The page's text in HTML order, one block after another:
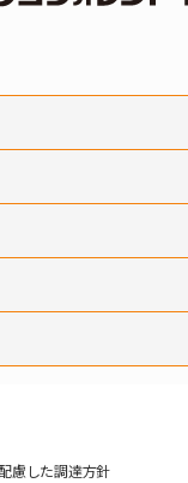
慮した調達方針